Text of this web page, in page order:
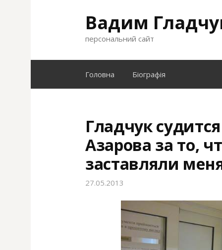
o
Вадим
персональний сайт
Головна Біографія
Гладчук
Азарова за то,
заставляли
27.05.2013